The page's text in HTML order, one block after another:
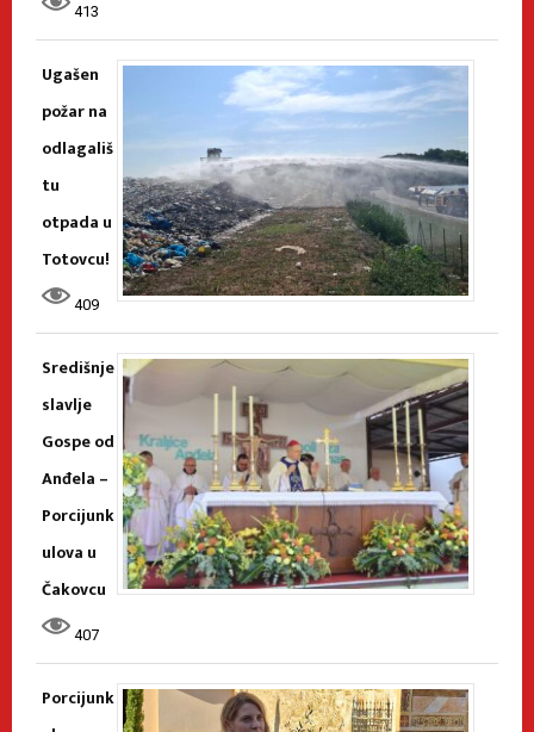
413
Ugašen
požar na
odlagališ
tu
otpada u
Totovcu!
409
Središnje
slavlje
Gospe od
Anđela –
Porcijunk
ulova u
Čakovcu
407
Porcijunk